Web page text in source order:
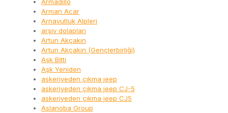
Arman Acar
Arnavutluk Alpleri
arşiv dolapları
Artun Akçakın
Artun Akçakın (Gençlerbirliği)
Aşk Bitti
Aşk Yeniden
askeriyeden çıkma jeep
askeriyeden çıkma jeep CJ-5
askeriyeden çıkma jeep CJ5
Aslanoba Group